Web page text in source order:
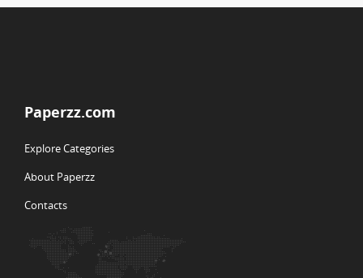
Paperzz.com
Explore Categories
About Paperzz
Contacts